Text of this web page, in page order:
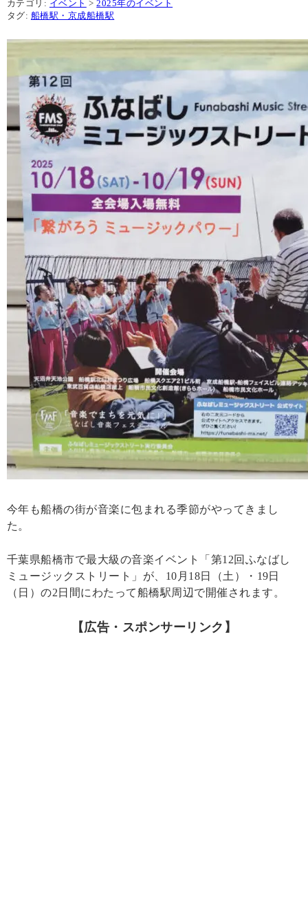
カテゴリ: イベント >2025年のイベント
タグ: 船橋駅・京成船橋駅
今年も船橋の街が音楽に包まれる季節がやってきまし
た。
千葉県船橋市で最大級の音楽イベント「第12回ふなばし
ミュージックストリート」が、10月18日（土）・19日
（日）の2日間にわたって船橋駅周辺で開催されます。
【広告・スポンサーリンク】